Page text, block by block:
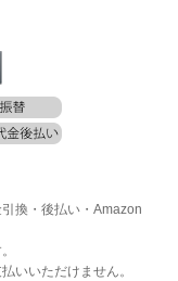
換・後払い・Amazon
いいただけません。